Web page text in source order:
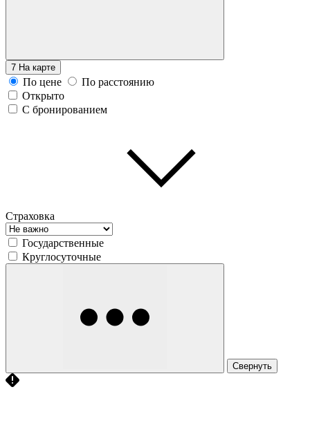
7 На карте
По цене
По расстоянию
Открыто
С бронированием
Страховка
Государственные
Круглосуточные
Свернуть